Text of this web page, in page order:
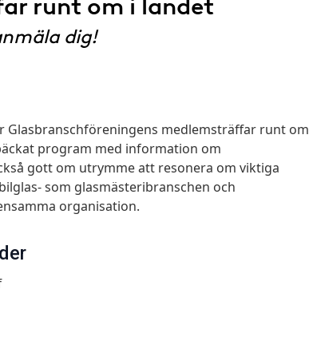
runt om i landet
dig!
Glasbranschföreningens medlemsträffar runt om
program med information om
gott om utrymme att resonera om viktiga
som glasmästeribranschen och
organisation.